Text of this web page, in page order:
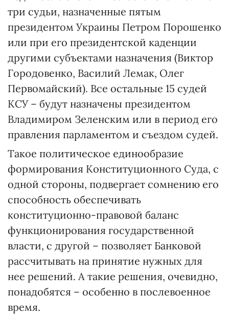
три судьи, назначенные пятым
президентом Украины Петром Порошенко
или при его президентской каденции
другими субъектами назначения (Виктор
Городовенко, Василий Лемак, Олег
Первомайский). Все остальные 15 судей
КСУ – будут назначены президентом
Владимиром Зеленским или в период его
правления парламентом и съездом судей.
Такое политическое единообразие
формирования Конституционного Суда, с
одной стороны, подвергает сомнению его
способность обеспечивать
конституционно-правовой баланс
функционирования государственной
власти, с другой – позволяет Банковой
рассчитывать на принятие нужных для
нее решений. А такие решения, очевидно,
понадобятся – особенно в послевоенное
время.